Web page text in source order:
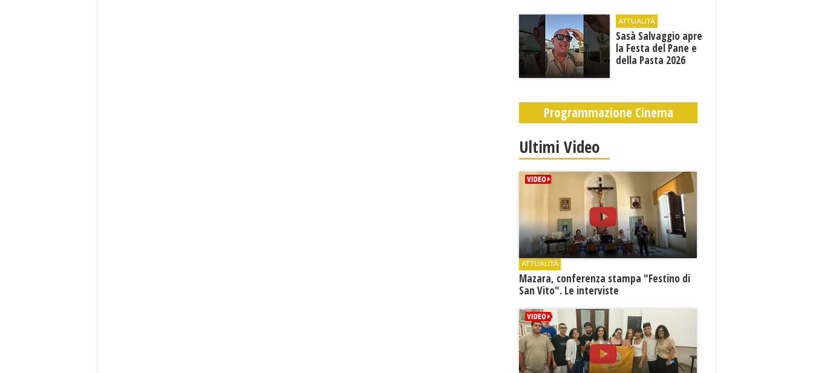
ATTUALITÀ
Sasà Salvaggio apre
la Festa del Pane e
della Pasta 2026
Programmazione Cinema
Ultimi Video
ATTUALITÀ
Mazara, conferenza stampa "Festino di
San Vito". Le interviste